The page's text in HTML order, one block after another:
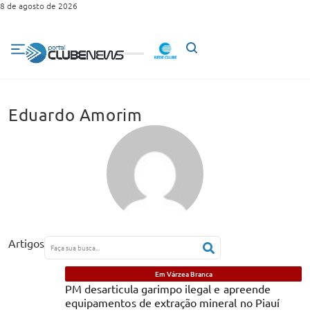
8 de agosto de 2026
Eduardo Amorim
Artigos
Em Várzea Branca
PM desarticula garimpo ilegal e apreende
equipamentos de extração mineral no Piauí